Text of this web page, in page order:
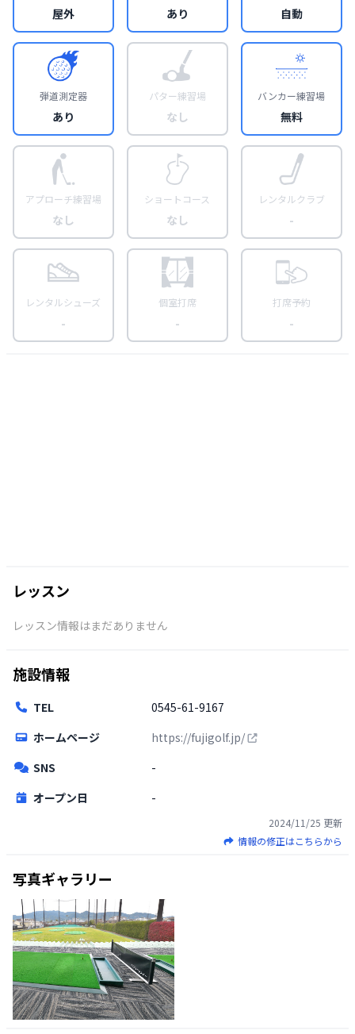
屋外 あり 自動
弾道測定器
あり
パター練習場
なし
バンカー練習場
無料
アプローチ練習場
なし
ショートコース
なし
レンタルクラブ
-
レンタルシューズ
-
個室打席
-
打席予約
-
レッスン
レッスン情報はまだありません
施設情報
TEL
0545-61-9167
ホームページ
https://fujigolf.jp/
SNS
-
オープン日
-
2024/11/25 更新
情報の修正はこちらから
写真ギャラリー